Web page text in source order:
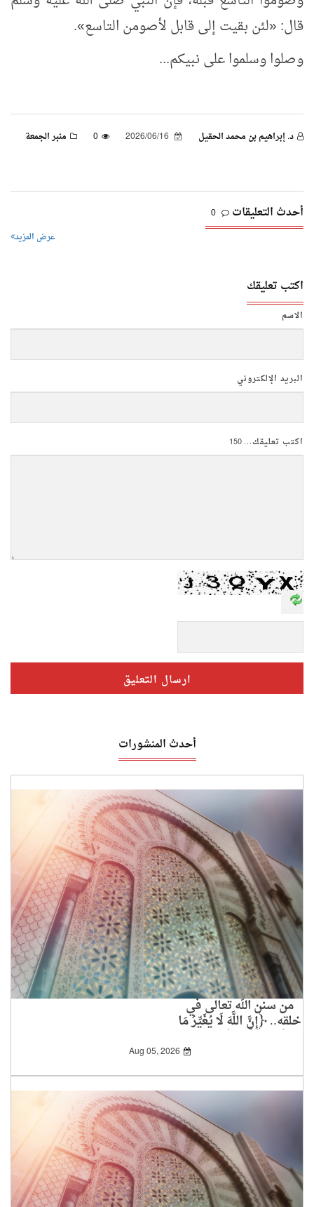
قال:«لئن بقيت إلى قابل لأصومن التاسع»
.
وصلوا وسلموا على نبيكم...
د. إبراهيم بن محمد الحقيل 0 منبر الجمعة
أحدث التعليقات 0
عرض المزيد
اكتب تعليقك
الاسم
البريد الإلكتروني
اكتب تعليقك...150
أحدث المنشورات
من سنن الله تعالى في
خلقه.. ﴿إِنَّ اللَّهَ لَا يُغَيِّرُ مَا
بِقَوْمٍ حَتَّى يُغَيِّرُوا مَا
Aug 05, 2026